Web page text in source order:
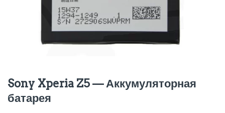
Sony Xperia Z5 — Аккумуляторная
батарея